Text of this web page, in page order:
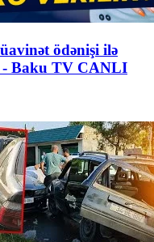
ödənişi ilə
- Baku TV CANLI